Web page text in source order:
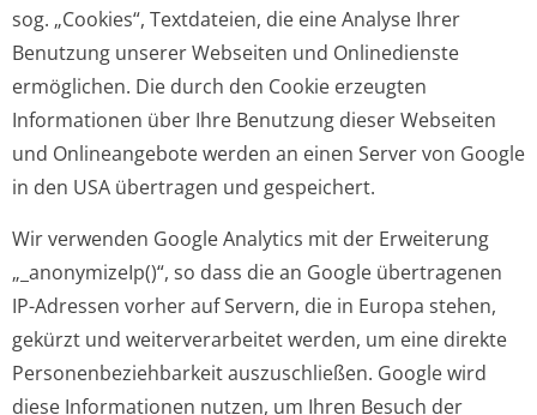
sog. „Cookies“, Textdateien, die eine Analyse Ihrer
Benutzung unserer Webseiten und Onlinedienste
ermöglichen. Die durch den Cookie erzeugten
Informationen über Ihre Benutzung dieser Webseiten
und Onlineangebote werden an einen Server von Google
in den USA übertragen und gespeichert.
Wir verwenden Google Analytics mit der Erweiterung
„_anonymizeIp()“, so dass die an Google übertragenen
IP-Adressen vorher auf Servern, die in Europa stehen,
gekürzt und weiterverarbeitet werden, um eine direkte
Personenbeziehbarkeit auszuschließen. Google wird
diese Informationen nutzen, um Ihren Besuch der